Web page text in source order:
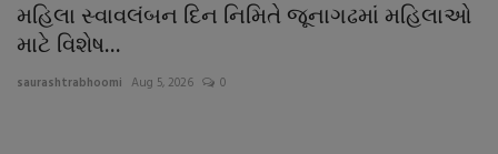
મહિલા સ્વાવલંબન દિન નિમિતે જૂનાગઢમાં મહિલાઓ
માટે વિશેષ...
saurashtrabhoomi Aug 5, 2026 0